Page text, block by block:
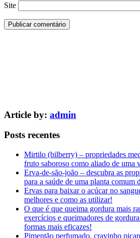
Site
Article by: admin
Posts recentes
Mirtilo (bilberry) – propriedades
fruto saboroso como aliado de uma
Erva-de-são-joão – descubra as
para a saúde de uma planta comum
Ervas para baixar o açúcar no
melhores e como as utilizar!
O que é que queima gordura mais
exercícios e queimadores de
formas mais eficazes!
Pimentão perfumado, cravinho